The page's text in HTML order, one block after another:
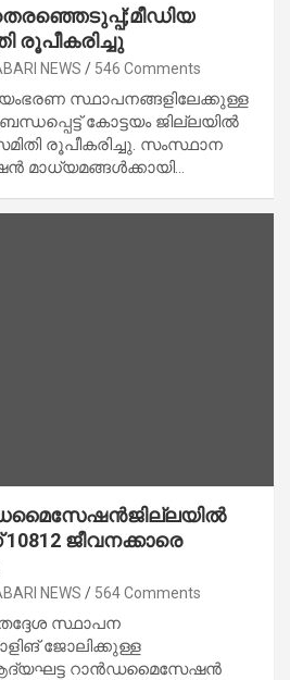
രൂപീകരിച്ചു
NEWS 546 Comments
സ്ഥാപനങ്ങളിലേക്കുള്ള
കോട്ടയം ജില്ലയിൽ
രൂപീകരിച്ചു. സംസ്ഥാന
മാധ്യമങ്ങൾക്കായി…
ജീവനക്കാരെ
NEWS 564 Comments
സ്ഥാപന
ജോലിക്കുള്ള
റാൻഡമൈസേഷൻ